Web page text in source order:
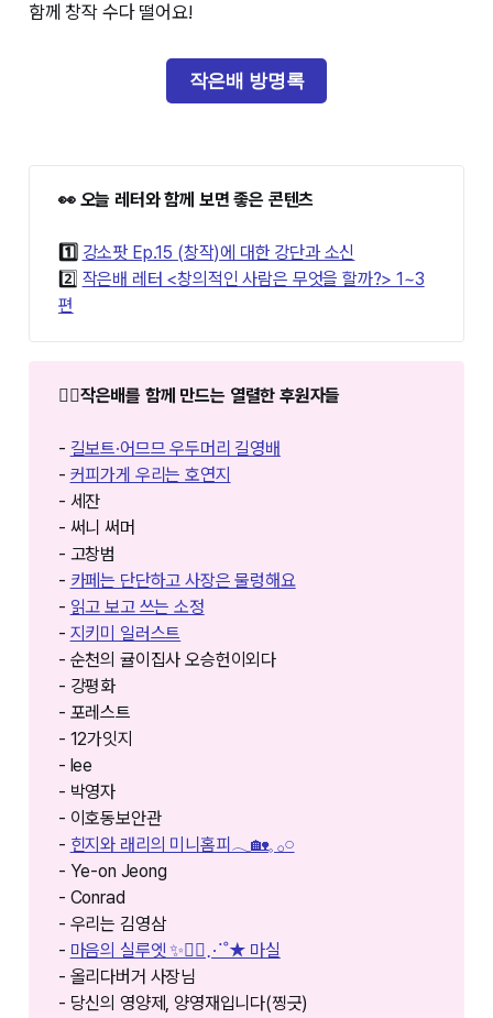
함께 창작 수다 떨어요!
작은배 방명록
👀 오늘 레터와 함께 보면 좋은 콘텐츠
1️⃣ 강소팟 Ep.15 (창작)에 대한 강단과 소신
2️⃣ 작은배 레터 <창의적인 사람은 무엇을 할까?> 1~3
편
❤️‍🔥작은배를 함께 만드는 열렬한 후원자들
- 길보트·어므므 우두머리 길영배
- 커피가게 우리는 호연지
- 세잔
- 써니 써머
- 고창범
- 카페는 단단하고 사장은 물렁해요
- 읽고 보고 쓰는 소정
- 지키미 일러스트
- 순천의 귤이집사 오승헌이외다
- 강평화
- 포레스트
- 12가잇지
- lee
- 박영자
- 이호동보안관
- 힌지와 래리의 미니홈피𓂃🏡𓈒 𓂂𓏸
- Ye-on Jeong
- Conrad
- 우리는 김영삼
- 마음의 실루엣 ✨🚶‍♀️⋰˚★ 마실
- 올리다버거 사장님
- 당신의 영양제, 양영재입니다(찡긋)